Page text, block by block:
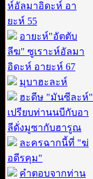
ห์อัลมาอิดะห์ อา
ยะห์ 55
อายะห์"อัตตับ
ลีฆ" ซูเราะห์อัลมา
อิดะห์ อายะห์ 67
มุบาฮะละห์
ฮะดีษ "มันซีละห์"
เปรียบท่านนบีกับอา
ลีดั่งมูซากับฮารูณ
ละครฉากนี้ที่ "ฆ่
อดีรคุม"
คำตอบจากท่าน